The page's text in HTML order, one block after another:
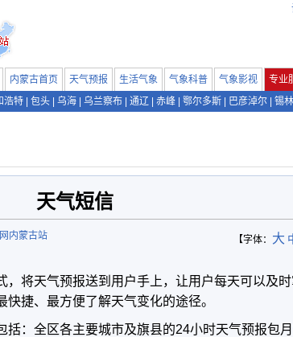
内蒙古首页 天气预报 生活气象 气象科普 气象影视 专业
浩特
包头 乌海 乌兰察布 通辽 赤峰 鄂尔多斯 巴彦淖尔 锡
天气短信
【字体： 大
内蒙古站
，将天气预报送到用户手上，让用户每天可以及
捷、最方便了解天气变化的途径。
括：全区各主要城市及旗县的24小时天气预报包